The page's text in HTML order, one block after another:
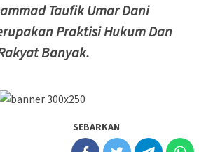
Taufik Umar Dani
Praktisi Hukum Dan
Banyak.
SEBARKAN